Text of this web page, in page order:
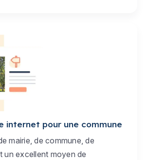
internet pour une commune
mairie, de commune, de
un excellent moyen de